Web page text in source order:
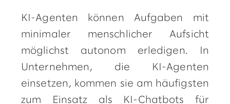
KI-Agenten können Aufgaben mit
minimaler menschlicher Aufsicht
möglichst autonom erledigen. In
Unternehmen, die KI-Agenten
einsetzen, kommen sie am häufigsten
zum Einsatz als KI-Chatbots für